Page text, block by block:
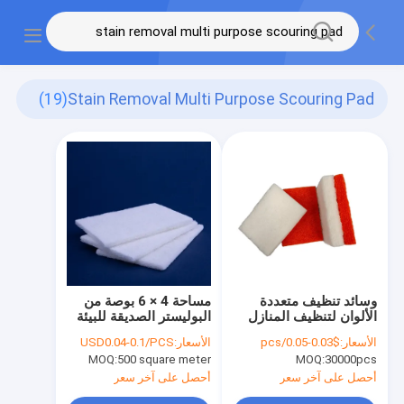
Stain Removal Multi Purpose Scouring Pad
(19)
مساحة 4 × 6 بوصة من
البوليستر الصديقة للبيئة
الأسعار:USD0.04-0.1/PCS
MOQ:500 square meter
أحصل على آخر سعر
وسائد تنظيف متعددة
الألوان لتنظيف المنازل
والمطبخ اليومي
الأسعار:$0.03-0.05/pcs
MOQ:30000pcs
أحصل على آخر سعر